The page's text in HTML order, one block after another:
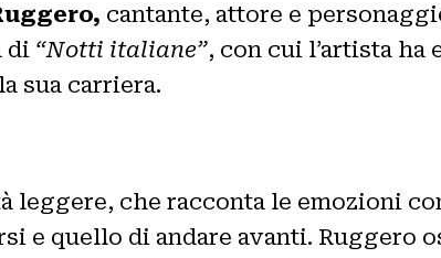
cantante, attore e
di “Notti italiane”, con cui l’artista
sua carriera.
leggere, che racconta le emozioni
e quello di andare avanti. Ruggero